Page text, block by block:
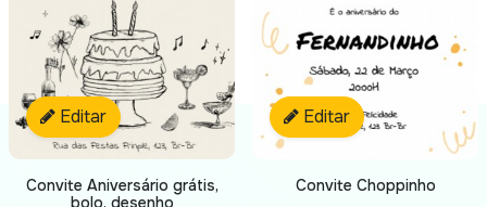
Editar
Convite Aniversário grátis,
bolo, desenho
Editar
Convite Choppinho